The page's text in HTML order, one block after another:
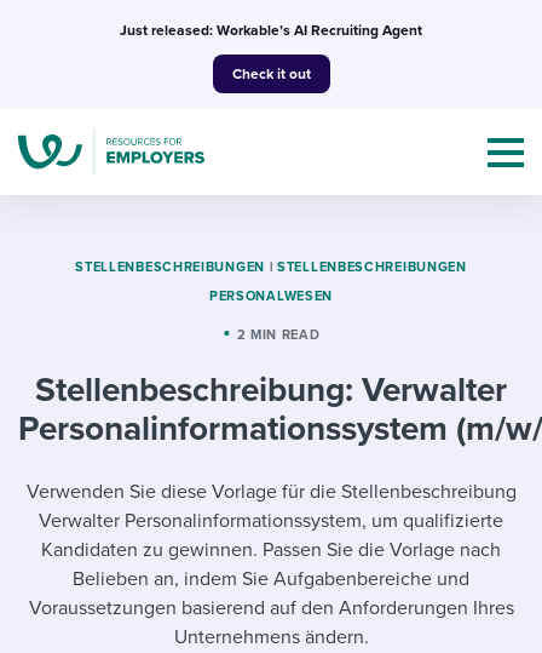
Just released: Workable’s AI Recruiting Agent
Check it out
Topics
Mobilizing AI in my work
Evaluating candidates
Working together with others
Templates & Guides
I WANT...
Job description templates
Interview question templates
I’m a jobseeker
I WANT TO LEARN ABOUT...
Applying for a job
Attend webinars & events
Workable customer stories
Explore Workable
STELLENBESCHREIBUNGEN | STELLENBESCHREIBUNGEN
PERSONALWESEN
2 MIN READ
Stellenbeschreibung: Verwalter
Personalinformationssystem (m/
Verwenden Sie diese Vorlage für die Stellenbeschreibung
Verwalter Personalinformationssystem, um qualifizierte
Kandidaten zu gewinnen. Passen Sie die Vorlage nach
Belieben an, indem Sie Aufgabenbereiche und
Voraussetzungen basierend auf den Anforderungen Ihres
Unternehmens ändern.